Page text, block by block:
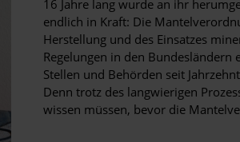
16 Jahre lang wurde an ihr
endlich in Kraft: Die
Herstellung und des Einsatzes
Regelungen in den
Stellen und Behörden seit
Denn trotz des langwierigen
wissen müssen, bevor die